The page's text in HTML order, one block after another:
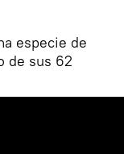
especie de
de sus 62